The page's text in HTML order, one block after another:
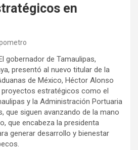
en
gobernador de Tamaulipas,
presentó al nuevo titular de la
de México, Héctor Alonso
proyectos estratégicos como el
y la Administración Portuaria
que siguen avanzando de la mano
que encabeza la presidenta
generar desarrollo y bienestar